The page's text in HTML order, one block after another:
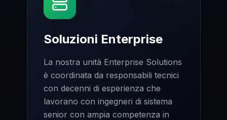
Soluzioni Enterprise
La nostra unità Enterprise Solutions
è coordinata da responsabili tecnici
con decenni di esperienza che
lavorano con ingegneri di sistema
senior con ampia competenza in